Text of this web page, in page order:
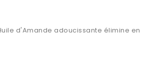
d'Amande adoucissante élimine